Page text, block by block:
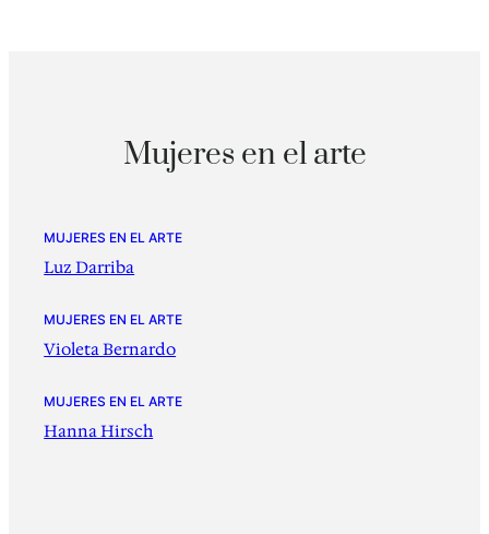
Mujeres en el arte
MUJERES EN EL ARTE
Luz Darriba
MUJERES EN EL ARTE
Violeta Bernardo
MUJERES EN EL ARTE
Hanna Hirsch